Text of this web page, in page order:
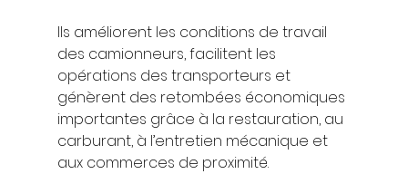
Ils améliorent les conditions de travail
des camionneurs, facilitent les
opérations des transporteurs et
génèrent des retombées économiques
importantes grâce à la restauration, au
carburant, à l’entretien mécanique et
aux commerces de proximité.